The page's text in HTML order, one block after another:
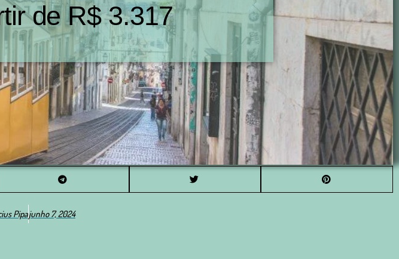
de R$ 3.317
Pipajunho 7, 2024